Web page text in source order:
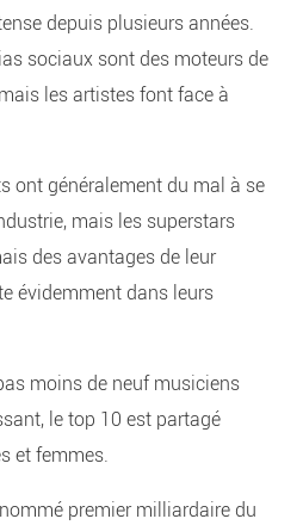
depuis plusieurs années.
sociaux sont des moteurs de
les artistes font face à
ont généralement du mal à se
mais les superstars
des avantages de leur
évidemment dans leurs
moins de neuf musiciens
le top 10 est partagé
et femmes.
premier milliardaire du